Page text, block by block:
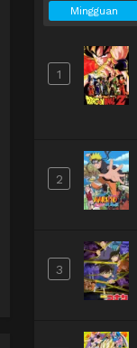
Mingguan
1
2
3